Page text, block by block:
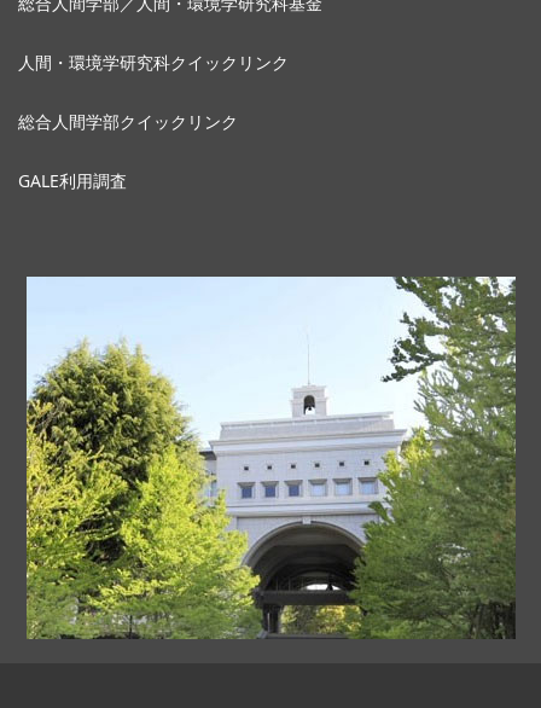
人間・環境学研究科クイックリンク
総合人間学部クイックリンク
GALE利用調査